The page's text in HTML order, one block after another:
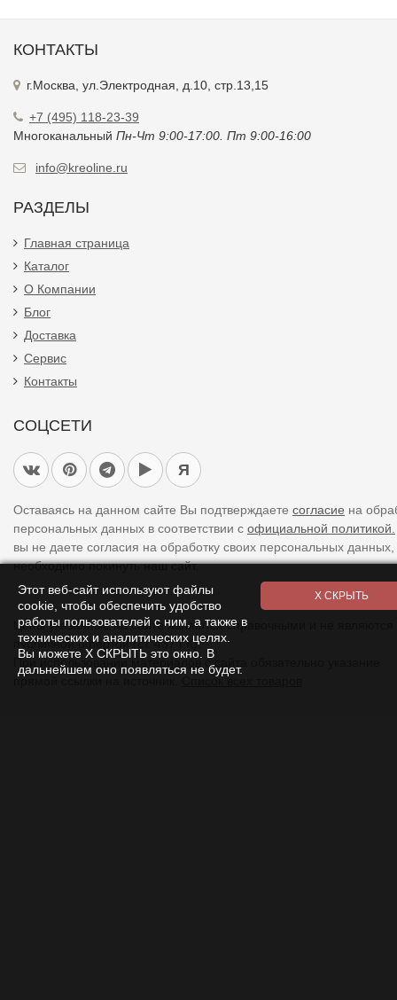
КОНТАКТЫ
г.Москва, ул.Электродная, д.10, стр.13,15
+7 (495) 118-23-39
Многоканальный Пн-Чт 9:00-17:00. Пт 9:00-16:00
info@kreoline.ru
РАЗДЕЛЫ
Главная страница
Каталог
О Компании
Блог
Доставка
Сервис
Контакты
СОЦСЕТИ
Я
Оставаясь на данном сайте Вы подтверждаете согласие на
персональных данных в соответствии с официальной политикой.
вы не даете согласия на обработку своих персональных
необходимо покинуть наш сайт.
Цены указанные на сайте являются справочными и не являются
публичной офертой (ст. 437 ГК).
При использованииматериаловс сайта обязательно указание
прямой ссылки на источник.
Список всех товаров
Этот веб-сайт используют файлы
cookie, чтобы обеспечить удобство
работы пользователей с ним, а также в
технических и аналитических целях.
Вы можете Х СКРЫТЬ это окно. В
дальнейшем оно появляться не будет.